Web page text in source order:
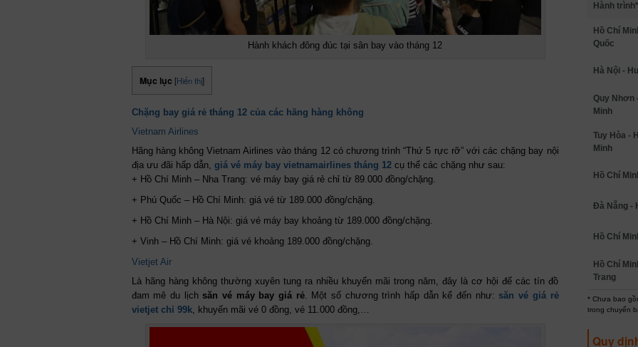
Hành khách đông đúc tại sân bay vào tháng 12
Mục lục [Hiển thị]
Chặng bay giá rẻ tháng 12 của các hãng hàng không
Vietnam Airlines
Hãng hàng không Vietnam Airlines vào tháng 12 có chương trình “Thứ 5 rực rỡ” với các chặng bay nội
địa ưu đãi hấp dẫn, giá vé máy bay vietnamairlines tháng 12cụ thể các chặng như sau:
+ Hồ Chí Minh – Nha Trang: vé máy bay giá rẻ chỉ từ 89.000 đồng/chặng.
+ Phú Quốc – Hồ Chí Minh: giá vé từ 189.000 đồng/chặng.
+ Hồ Chí Minh – Hà Nội: giá vé máy bay khoảng từ 189.000 đồng/chặng.
+ Vinh – Hồ Chí Minh: giá vé khoảng 189.000 đồng/chặng.
Vietjet Air
Là hãng hàng không thường xuyên tung ra nhiều khuyến mãi trong năm, đây là cơ hội để các tín đồ
đam mê du lịch săn vé máy bay giá rẻ. Một số chương trình hấp dẫn kể đến như: săn vé giá rẻ
vietjet chỉ 99k, khuyến mãi vé 0 đồng, vé 11.000 đồng,…
Hành trình*
Hồ Chí
Quốc
Hà Nội -
Quy Nhơn
Minh
Tuy Hòa -
Minh
Hồ Chí
Đà Nẵng -
Hồ Chí
Hồ Chí
Trang
* Chưa bao
trong chuyến
Quy